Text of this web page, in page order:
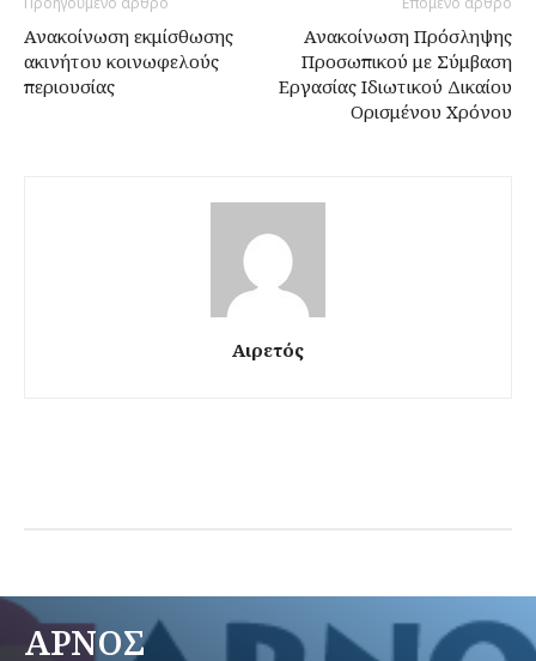
Ανακοίνωση εκμίσθωσης
ακινήτου κοινωφελούς
περιουσίας
Ανακοίνωση Πρόσληψης
Προσωπικού με Σύμβαση
Εργασίας Ιδιωτικού Δικαίου
Ορισμένου Χρόνου
Αιρετός
ΑΡΝΟΣ